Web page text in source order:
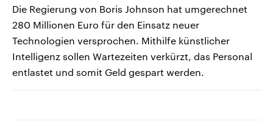
Die Regierung von Boris Johnson hat umgerechnet
280 Millionen Euro für den Einsatz neuer
Technologien versprochen. Mithilfe künstlicher
Intelligenz sollen Wartezeiten verkürzt, das Personal
entlastet und somit Geld gespart werden.